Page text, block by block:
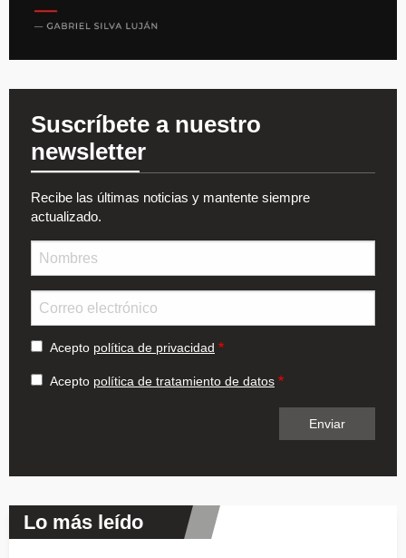
Suscríbete a nuestro
newsletter
Recibe las últimas noticias y mantente siempre
actualizado.
Acepto política de privacidad
Acepto política de tratamiento de datos
Lo más leído